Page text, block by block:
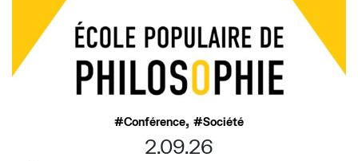
Conférence, Société
2.09.26